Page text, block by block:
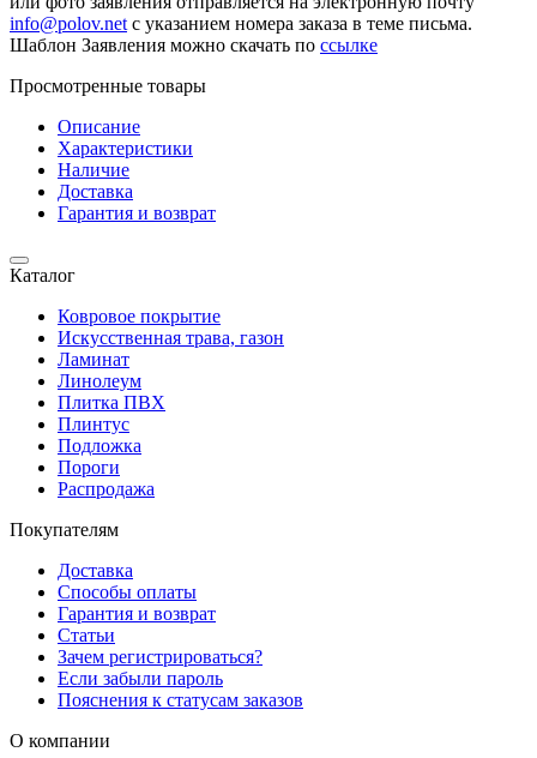
info@polov.net с указанием номера заказа в теме письма.
Шаблон Заявления можно скачать по ссылке
Просмотренные товары
Описание
Характеристики
Наличие
Доставка
Гарантия и возврат
Каталог
Ковровое покрытие
Искусственная трава, газон
Ламинат
Линолеум
Плитка ПВХ
Плинтус
Подложка
Пороги
Распродажа
Покупателям
Доставка
Способы оплаты
Гарантия и возврат
Статьи
Зачем регистрироваться?
Если забыли пароль
Пояснения к статусам заказов
О компании